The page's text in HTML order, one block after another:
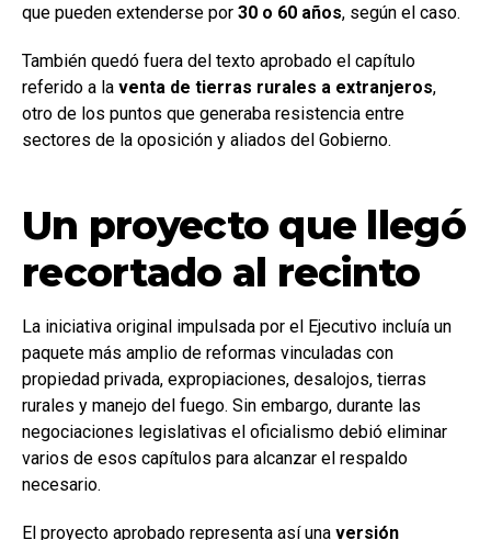
que pueden extenderse por 30 o 60 años, según el caso.
También quedó fuera del texto aprobado el capítulo
referido a la venta de tierras rurales a extranjeros,
otro de los puntos que generaba resistencia entre
sectores de la oposición y aliados del Gobierno.
Un proyecto que llegó
recortado al recinto
La iniciativa original impulsada por el Ejecutivo incluía un
paquete más amplio de reformas vinculadas con
propiedad privada, expropiaciones, desalojos, tierras
rurales y manejo del fuego. Sin embargo, durante las
negociaciones legislativas el oficialismo debió eliminar
varios de esos capítulos para alcanzar el respaldo
necesario.
El proyecto aprobado representa así una versión